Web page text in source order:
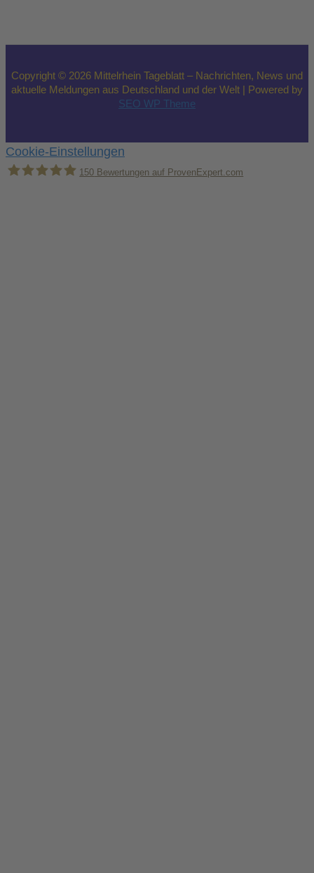
Copyright © 2026 Mittelrhein Tageblatt – Nachrichten, News und
aktuelle Meldungen aus Deutschland und der Welt | Powered by
SEO WP Theme
Cookie-Einstellungen
150 Bewertungen auf ProvenExpert.com